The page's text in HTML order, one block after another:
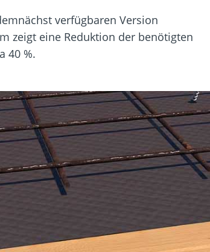
verfügbaren Version
zeigt eine Reduktion der benötigten
40 %.